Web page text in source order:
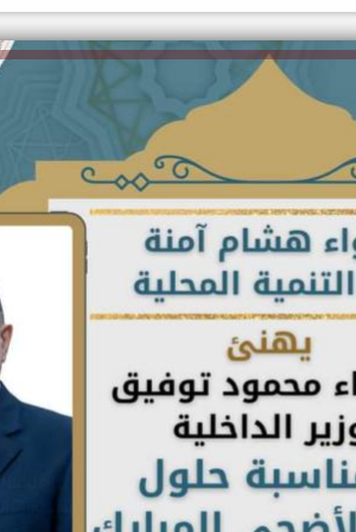
إلهام
الكاتبة إلهام شرشر تهنئ الرئيس
السيسي بعيد ميلاده وتُشيد بجهوده
في بناء الدولة